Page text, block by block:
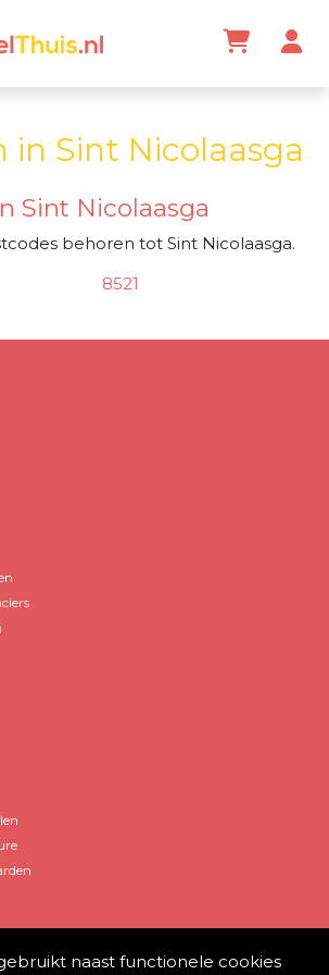
in Sint Nicolaasga
Sint Nicolaasga
behoren tot Sint Nicolaasga.
8521
naast functionele cookies